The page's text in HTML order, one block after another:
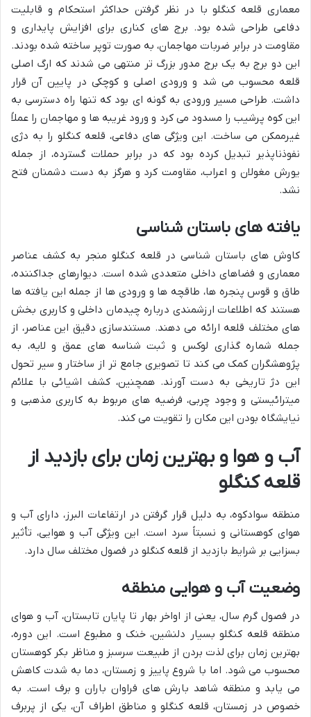
معماری قلعه کنگلو با در نظر گرفتن حداکثر استحکام و قابلیت
دفاعی طراحی شده بود. برج های کناری برای افزایش پایداری و
مقاومت در برابر ضربات مهاجمان، به صورت توپر ساخته شده بودند.
این دو برج به یک برج مدور بزرگ تر منتهی می شدند که ارگ اصلی
قلعه محسوب می شد و ورودی اصلی و کوچکی در پایین آن قرار
داشت. طراحی مسیر ورودی به گونه ای بود که تنها راه دسترسی به
این کوه پرشیب را مسدود می کرد و ورود غریبه ها و مهاجمان را عملاً
غیرممکن می ساخت. این ویژگی های دفاعی، قلعه کنگلو را به دژی
نفوذناپذیر تبدیل کرده بود که در برابر حملات گسترده، از جمله
یورش مغولان و اعراب، مقاومت کرد و هرگز به دست دشمنان فتح
نشد.
یافته های باستان شناسی
کاوش های باستان شناسی در قلعه کنگلو منجر به کشف عناصر
معماری و فضاهای داخلی متعددی شده است. دیوارهای جداکننده،
طاق و قوس پنجره ها، طاقچه ها و ورودی ها از جمله این یافته ها
هستند که اطلاعات ارزشمندی درباره چیدمان داخلی و کاربری بخش
های مختلف قلعه ارائه می دهند. مستندسازی دقیق این عناصر، از
جمله شماره گذاری لوکس و ثبت شناسه های عمق و لایه، به
پژوهشگران کمک می کند تا تصویری جامع تر از ساختار و سیر تحول
این دژ تاریخی به دست آورند. همچنین، کشف اشیائی با علائم
میترائیستی و وجود چربی، فرضیه های مربوط به کاربری مذهبی و
نیایشگاه بودن این مکان را تقویت می کند.
آب و هوا و بهترین زمان برای بازدید از
قلعه کنگلو
منطقه سوادکوه، به دلیل قرار گرفتن در ارتفاعات البرز، دارای آب و
هوای کوهستانی و نسبتاً سرد است. این ویژگی آب و هوایی، تأثیر
بسزایی بر شرایط بازدید از قلعه کنگلو در فصول مختلف سال دارد.
وضعیت آب و هوایی منطقه
در فصول گرم سال، یعنی از اواخر بهار تا پایان تابستان، آب و هوای
منطقه قلعه کنگلو بسیار دلنشین، خنک و مطبوع است. این دوره،
بهترین زمان برای لذت بردن از طبیعت سرسبز و مناظر بکر کوهستان
محسوب می شود. اما با شروع پاییز و زمستان، دما به شدت کاهش
می یابد و منطقه شاهد بارش های فراوان باران و برف است. به
خصوص در زمستان، قلعه کنگلو و مناطق اطراف آن، یکی از پربرف